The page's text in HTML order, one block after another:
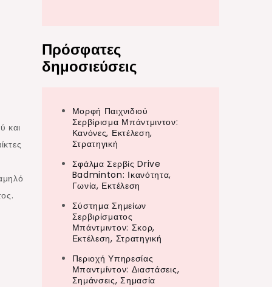
και
Πρόσφατες
δημοσιεύσεις
Μορφή Παιχνιδιού
Σερβίρισμα Μπάντμιντον:
Κανόνες, Εκτέλεση,
Στρατηγική
Σφάλμα Σερβίς Drive
Badminton: Ικανότητα,
Γωνία, Εκτέλεση
Σύστημα Σημείων
Σερβιρίσματος
Μπάντμιντον: Σκορ,
Εκτέλεση, Στρατηγική
Περιοχή Υπηρεσίας
Μπαντμίντον: Διαστάσεις,
Σημάνσεις, Σημασία